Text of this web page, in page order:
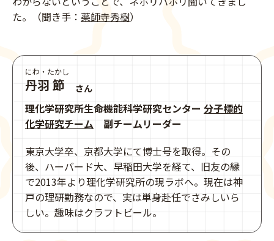
た。（聞き手： 薬師寺秀樹）
にわ・たかし
丹羽 節 さん
理化学研究所生命機能科学研究センター 分子標的
化学研究チーム 副チームリーダー
東京大学卒、京都大学にて博士号を取得。その
後、ハーバード大、早稲田大学を経て、旧友の縁
で2013年より理化学研究所の現ラボへ。現在は神
戸の理研勤務なので、実は単身赴任でさみしいら
しい。趣味はクラフトビール。